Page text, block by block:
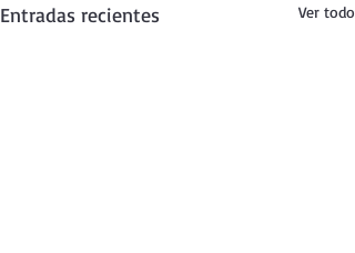
Entradas recientes Ver todo